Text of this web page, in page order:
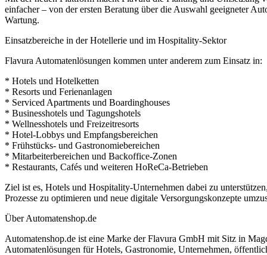
einfacher – von der ersten Beratung über die Auswahl geeigneter
Wartung.
Einsatzbereiche in der Hotellerie und im Hospitality-Sektor
Flavura Automatenlösungen kommen unter anderem zum Einsatz in:
* Hotels und Hotelketten
* Resorts und Ferienanlagen
* Serviced Apartments und Boardinghouses
* Businesshotels und Tagungshotels
* Wellnesshotels und Freizeitresorts
* Hotel-Lobbys und Empfangsbereichen
* Frühstücks- und Gastronomiebereichen
* Mitarbeiterbereichen und Backoffice-Zonen
* Restaurants, Cafés und weiteren HoReCa-Betrieben
Ziel ist es, Hotels und Hospitality-Unternehmen dabei zu
Prozesse zu optimieren und neue digitale Versorgungskonzepte
Über Automatenshop.de
Automatenshop.de ist eine Marke der Flavura GmbH mit Sitz in
Automatenlösungen für Hotels, Gastronomie, Unternehmen,